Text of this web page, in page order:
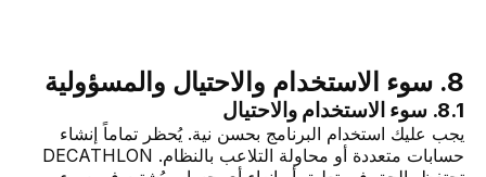
8. سوء الاستخدام والاحتيال والمسؤولية
8.1. سوء الاستخدام والاحتيال
يجب عليك استخدام البرنامج بحسن نية. يُحظر تماماً إنشاء
حسابات متعددة أو محاولة التلاعب بالنظام. DECATHLON